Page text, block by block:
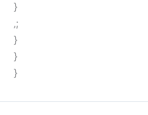
}
‚;
}
}
}